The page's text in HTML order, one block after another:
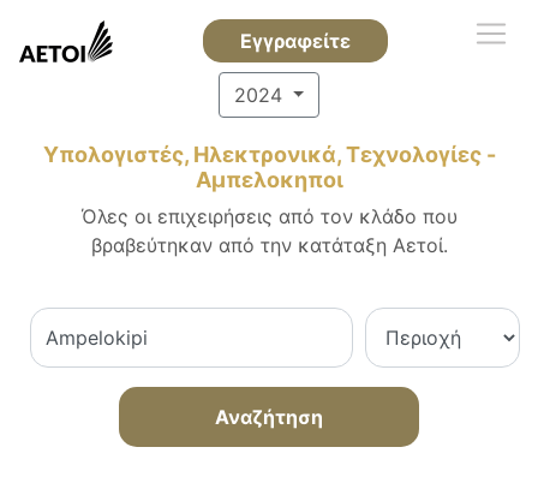
Εγγραφείτε
2024
Υπολογιστές, Ηλεκτρονικά, Τεχνολογίες -
Αμπελοκηποι
Όλες οι επιχειρήσεις από τον κλάδο που
βραβεύτηκαν από την κατάταξη Αετοί.
Αναζήτηση